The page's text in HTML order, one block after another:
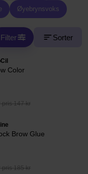
Øyebrynsvoks
Filter Sorter
Color
147 kr
Brow Glue
185 kr